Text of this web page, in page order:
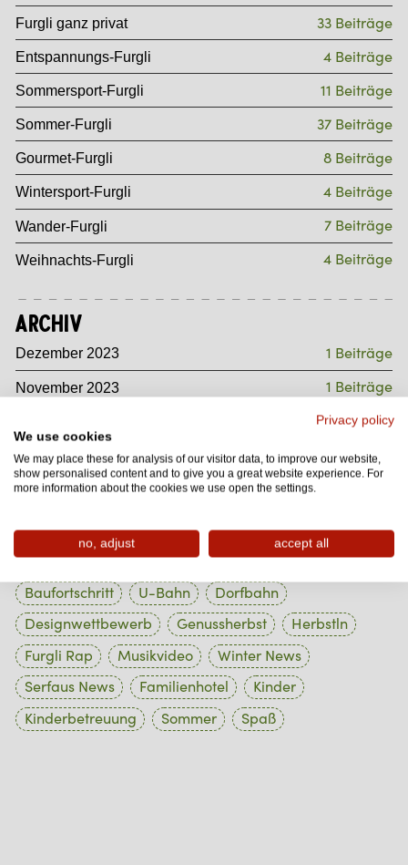
Furgli ganz privat 33 Beiträge
Entspannungs-Furgli 4 Beiträge
Sommersport-Furgli 11 Beiträge
Sommer-Furgli 37 Beiträge
Gourmet-Furgli 8 Beiträge
Wintersport-Furgli 4 Beiträge
Wander-Furgli 7 Beiträge
Weihnachts-Furgli 4 Beiträge
Archiv
Dezember 2023 1 Beiträge
November 2023 1 Beiträge
1 Beiträge
September 2023 1 Beiträge
August 2023
Tag Cloud
Baufortschritt U-Bahn
Dorfbahn
Designwettbewerb
Genussherbst
Herbstln
Furgli Rap
Musikvideo
Winter News
Serfaus News
Familienhotel
Kinder
Kinderbetreuung
Sommer Spaß
Privacy policy
We use cookies
We may place these for analysis of our visitor data, to improve our website,
show personalised content and to give you a great website experience. For
more information about the cookies we use open the settings.
no, adjust accept all